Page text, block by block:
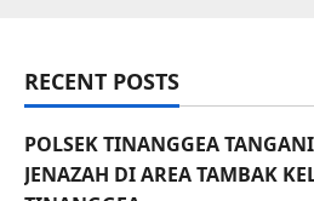
RECENT POSTS
POLSEK TINANGGEA
JENAZAH DI AREA TAMBAK